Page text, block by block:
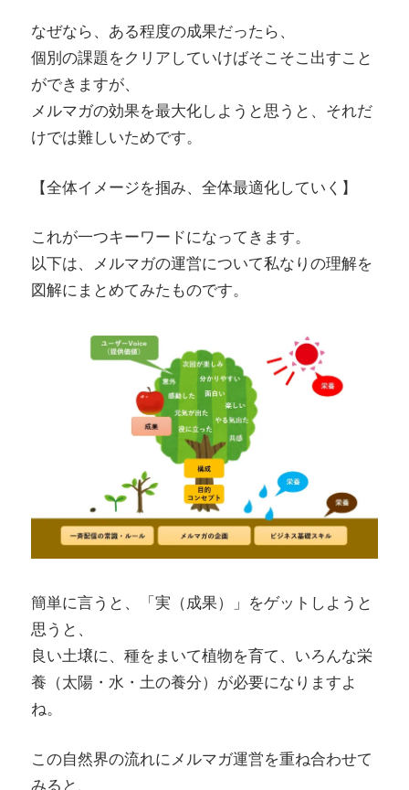
なぜなら、ある程度の成果だったら、
個別の課題をクリアしていけばそこそこ出すこと
ができますが、
メルマガの効果を最大化しようと思うと、それだ
けでは難しいためです。
【全体イメージを掴み、全体最適化していく】
これが一つキーワードになってきます。
以下は、メルマガの運営について私なりの理解を
図解にまとめてみたものです。
簡単に言うと、「実（成果）」をゲットしようと
思うと、
良い土壌に、種をまいて植物を育て、いろんな栄
養（太陽・水・土の養分）が必要になりますよ
ね。
この自然界の流れにメルマガ運営を重ね合わせて
みると、